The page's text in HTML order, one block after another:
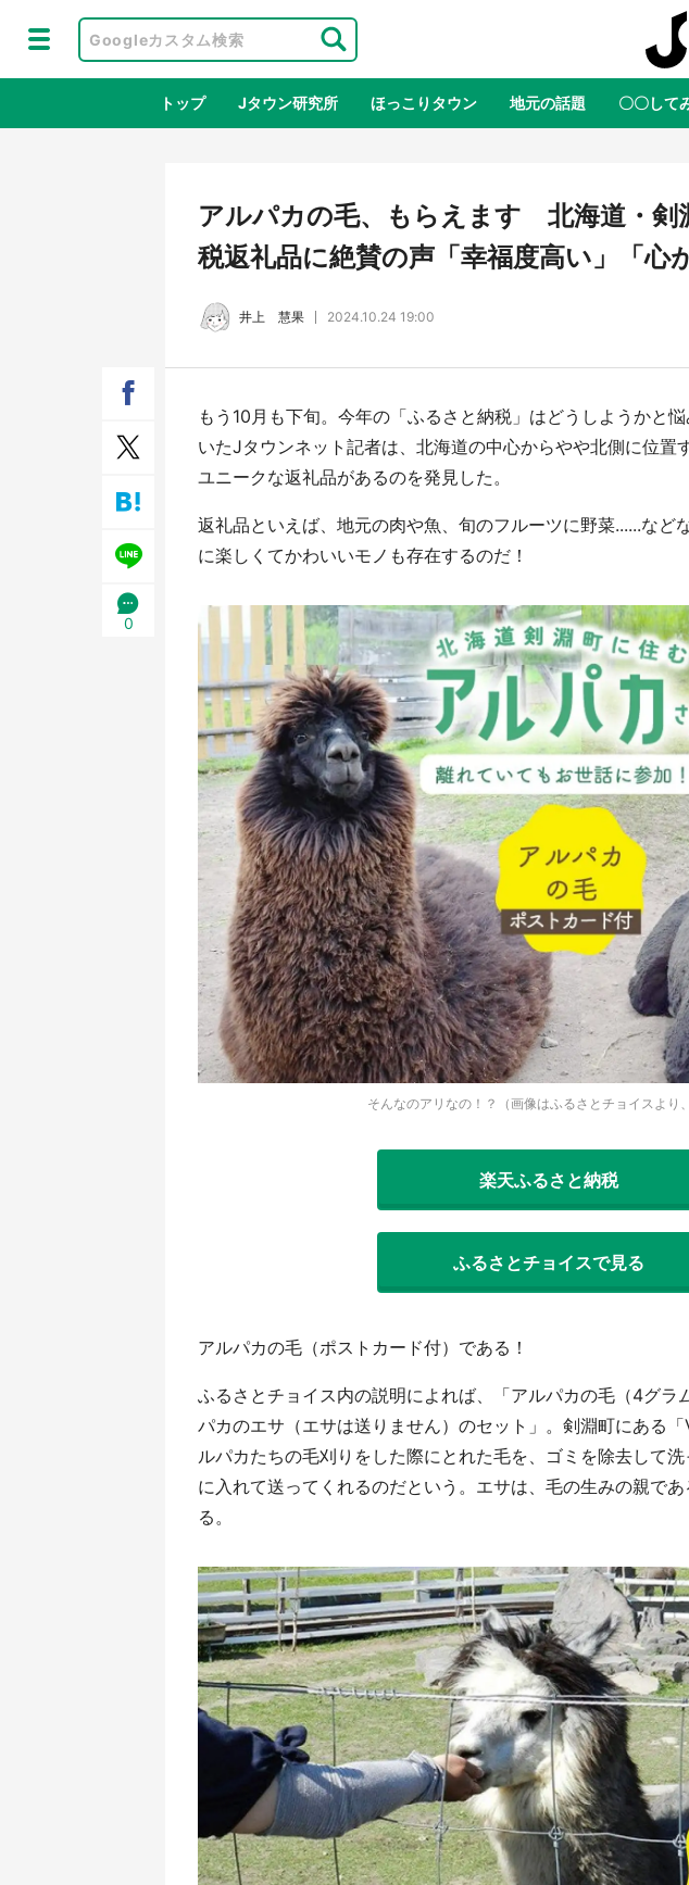
全国
東北
関東
中国
トップ Jタウン研究所 ほっこりタウン 地元の話題 〇〇して
地域×二次元 絶景 あの時はあ
鳥取・境港「ゲゲゲの妖怪楽園」限定
だった鬼太郎グッズ買える 銀座・博
品館TOY PARKへ急げ【8／8～31】
ラプラス・ダークネスが栃木県を征
服！？ 県公式プロモ動画で「聖
が生産されてます【7／31～1／31
アルパカの毛、もらえます 北海道・剣
税返礼品に絶賛の声「幸福度高い」「心
井上 慧果 2024.10.24 19:00
0
もう10月も下旬。今年の「ふるさと納税」はどうしようかと
いたJタウンネット記者は、北海道の中心からやや北側に位置
ユニークな返礼品があるのを発見した。
返礼品といえば、地元の肉や魚、旬のフルーツに野菜......など
に楽しくてかわいいモノも存在するのだ！
そんなのアリなの！？（画像はふるさとチョイスより
楽天ふるさと納税
ふるさとチョイスで見る
アルパカの毛（ポストカード付）である！
ふるさとチョイス内の説明によれば、「アルパカの毛（4グラ
パカのエサ（エサは送りません）のセット」。剣淵町にある
ルパカたちの毛刈りをした際にとれた毛を、ゴミを除去して
に入れて送ってくれるのだという。エサは、毛の生みの親で
る。